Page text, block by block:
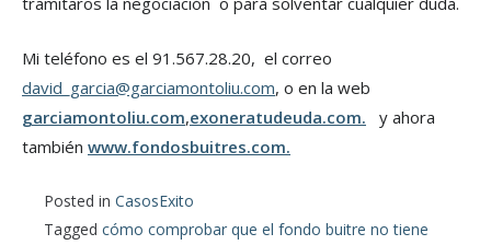
Mi teléfono es el 91.567.28.20, el correo
david_garcia@garciamontoliu.com, o en la web
garciamontoliu.com,exoneratudeuda.com. y ahora
también www.fondosbuitres.com.
Posted in CasosExito
Tagged cómo comprobar que el fondo buitre no tiene